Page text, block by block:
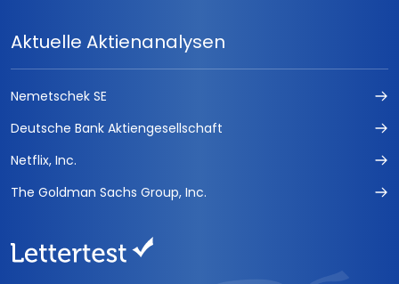
Aktuelle Aktienanalysen
Nemetschek SE
Deutsche Bank Aktiengesellschaft
Netflix, Inc.
The Goldman Sachs Group, Inc.